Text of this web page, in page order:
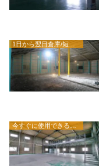
1日から翌日倉庫/短期 ステージクリエイターブログ
今すぐに使用できる短期貸し倉庫(1日から翌日倉庫・撮影用)